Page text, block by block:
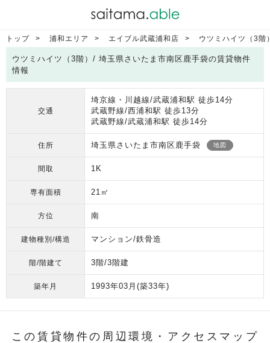
トップ 浦和エリア エイブル武蔵浦和店 ウツミハイツ（3階
ウツミハイツ（3階）/ 埼玉県さいたま市南区鹿手袋の賃貸物件
情報
交通
埼京線・川越線/武蔵浦和駅 徒歩14分
武蔵野線/西浦和駅 徒歩13分
武蔵野線/武蔵浦和駅 徒歩14分
住所 埼玉県さいたま市南区鹿手袋 地図
間取 1K
専有面積 21㎡
方位 南
建物種別/構造 マンション/鉄骨造
階/階建て 3階/3階建
築年月 1993年03月 (築33年)
この賃貸物件の周辺環境・ アクセスマップ